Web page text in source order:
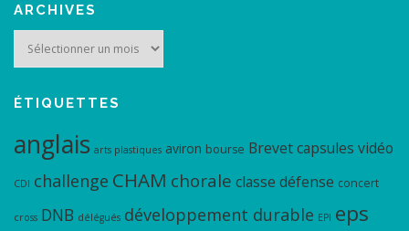
ARCHIVES
ÉTIQUETTES
anglais arts plastiques aviron bourse Brevetcapsules vidéo
CDI challenge CHAM chorale classe défense concert
cross DNB délégués développement durable EPI eps